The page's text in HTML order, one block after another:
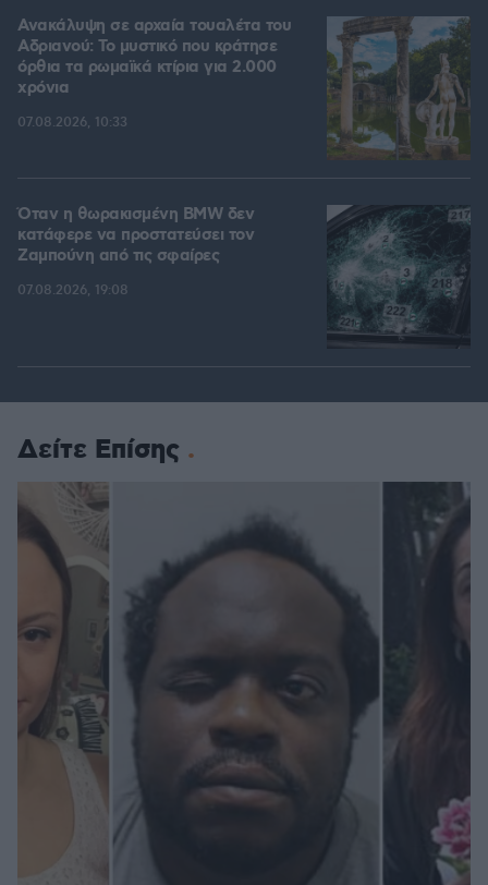
Ανακάλυψη σε αρχαία τουαλέτα του
Αδριανού: Το μυστικό που κράτησε
όρθια τα ρωμαϊκά κτίρια για 2.000
χρόνια
07.08.2026, 10:33
Όταν η θωρακισμένη BMW δεν
κατάφερε να προστατεύσει τον
Ζαμπούνη από τις σφαίρες
07.08.2026, 19:08
Δείτε Επίσης